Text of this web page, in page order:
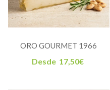
ORO GOURMET 1966
Desde 17,50€